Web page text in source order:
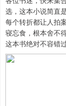
选，这本小说简直
每个转折都让人拍
寝忘食，根本舍不
这本书绝对不容错